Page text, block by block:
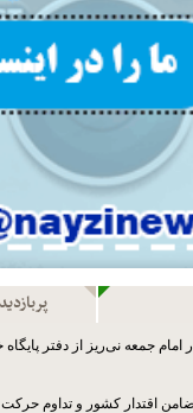
جمعه نی‌ریز از دفتر پایگاه
اقتدار کشور و تداوم